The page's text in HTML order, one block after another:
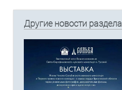
Другие новости раздела